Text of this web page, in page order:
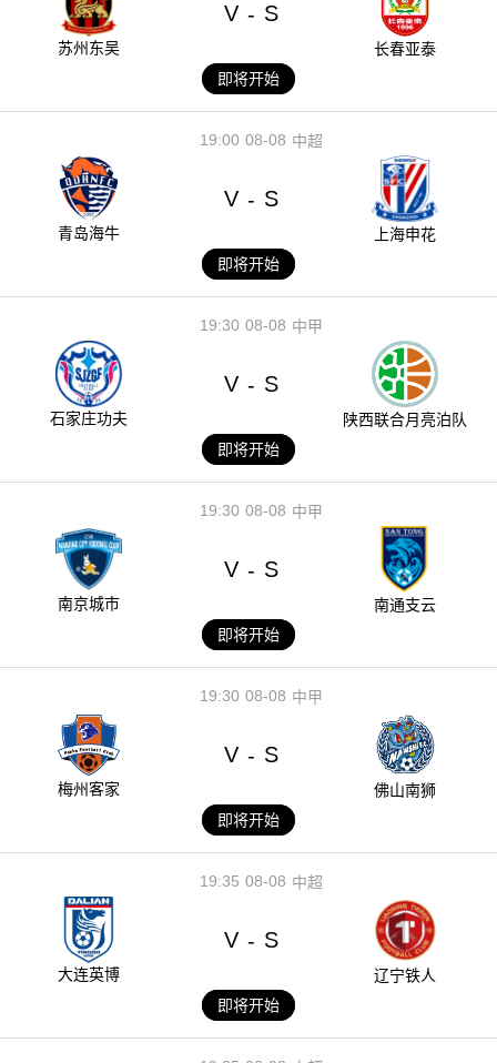
苏州东吴
V - S
长春亚泰
即将开始
08-08
19:00 中超
青岛海牛
V - S
上海申花
即将开始
08-08
19:30 中甲
石家庄功夫
V - S
陕西联合月亮泊队
即将开始
08-08
19:30 中甲
南京城市
V - S
南通支云
即将开始
08-08
19:30 中甲
梅州客家
V - S
佛山南狮
即将开始
08-08
19:35 中超
大连英博
V - S
辽宁铁人
即将开始